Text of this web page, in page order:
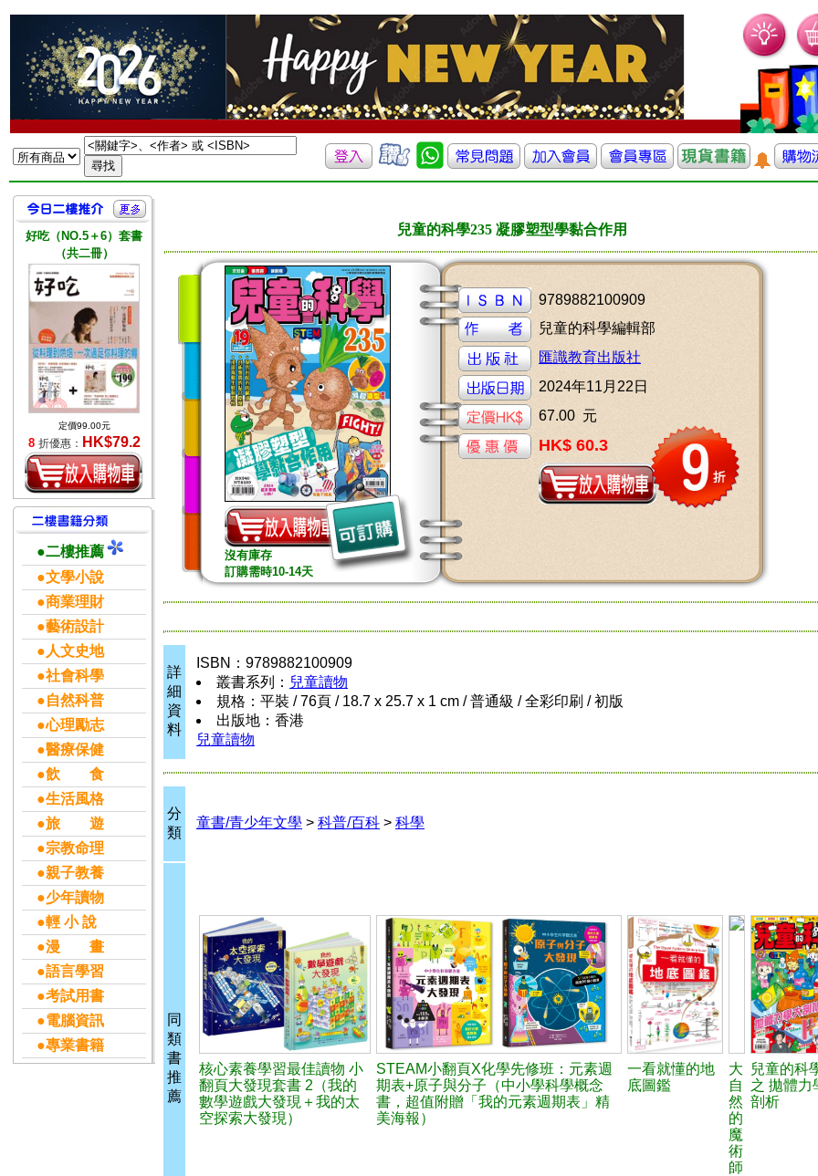
好吃（NO.5＋6）套書
（共二冊）
定價99.00元
8 折優惠： HK$79.2
●二樓推薦
●文學小說
●商業理財
●藝術設計
●人文史地
●社會科學
●自然科普
●心理勵志
●醫療保健
●飲 食
●生活風格
●旅 遊
●宗教命理
●親子教養
●少年讀物
●輕 小 說
●漫 畫
●語言學習
●考試用書
●電腦資訊
●專業書籍
兒童的科學235 凝膠塑型學黏合作用
沒有庫存
訂購需時10-14天
9789882100909
兒童的科學編輯部
匯識教育出版社
2024年11月22日
67.00 元
HK$ 60.3
詳
細
資
料
ISBN：9789882100909
叢書系列： 兒童讀物
規格：平裝 / 76頁 / 18.7 x 25.7 x 1 cm / 普通級 / 全彩印刷 / 初版
出版地：香港
兒童讀物
分
類
童書/青少年文學 > 科普/百科 > 科學
同
類
書
推
薦
核心素養學習最佳讀物 小
翻頁大發現套書 2（我的
數學遊戲大發現＋我的太
空探索大發現）
STEAM小翻頁X化學先修班：元素週
期表+原子與分子（中小學科學概念
書，超值附贈「我的元素週期表」精
美海報）
一看就懂的地
底圖鑑
大
自
然
的
魔
術
師
兒童的科
之 拋體力
剖析